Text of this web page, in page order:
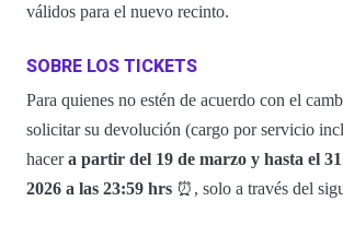
válidos para el nuevo recinto.
SOBRE LOS TICKETS
Para quienes no estén de acuerdo con el
solicitar su devolución (cargo por servicio
hacera partir del 19 de marzo y hasta el
2026 a las 23:59 hrs ⏰, solo a través del